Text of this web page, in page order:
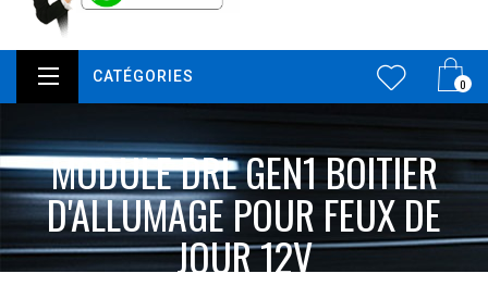
0
CATÉGORIES
MODULE DRL GEN1 BOITIER
D'ALLUMAGE POUR FEUX DE
JOUR 12V